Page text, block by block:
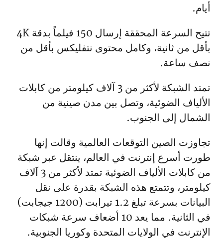
أيام.
تتيح السرعة المحققة إرسال 150 فيلماً بدقة 4K
بأقل من ثانية، وكامل محتوى نتفليكس بأقل من
نصف ساعة.
تمتد الشبكة لأكثر من 3 آلاف كيلومتر من كابلات
الألياف الضوئية، وتصل بين مدن صينية من
الشمال إلى الجنوب.
تجاوزت الصين التوقعات العالمية وقالت إنها
طورت أسرع إنترنت في العالم، ينتقل عبر شبكة
من كابلات الألياف الضوئية تمتد لأكثر من 3 آلاف
كيلومتر، وتتمتع هذه الشبكة بقدرة على نقل
البيانات بسرعة تبلغ 1.2 تيرابت (1200 جيجابت)
في الثانية. مما يعد 10 أضعاف سرعة شبكات
الإنترنت في الولايات المتحدة وكوريا الجنوبية.